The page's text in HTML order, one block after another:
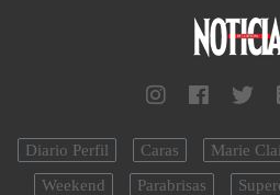
Diario Perfil Caras Marie
Weekend
Parabrisas